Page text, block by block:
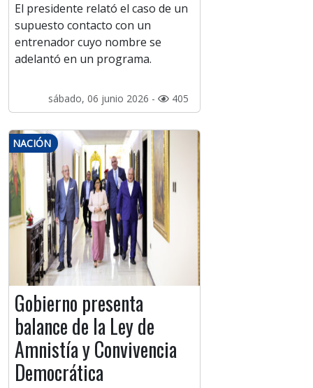
El presidente relató el caso de un
supuesto contacto con un
entrenador cuyo nombre se
adelantó en un programa.
sábado, 06 junio 2026 - 405
NACIÓN
Gobierno presenta
balance de la Ley de
Amnistía y Convivencia
Democrática